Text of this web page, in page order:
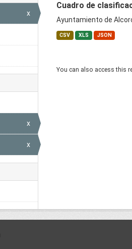
x
x
x
Cuadro de
Ayuntamiento de
CSV XLS JSON
You can also access this